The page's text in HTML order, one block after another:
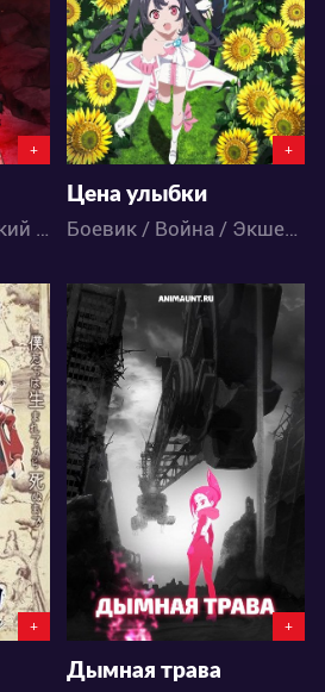
+
Аниме / Исторический / Паранормальное / Экшен / Приключения / Сёнэн
11 11
+
Цена улыбки
Боевик / Война / Экшен / Драма / Меха / Фантастика / Фэнтези / Аниме
+
18138
19 29
+
Дымная трава